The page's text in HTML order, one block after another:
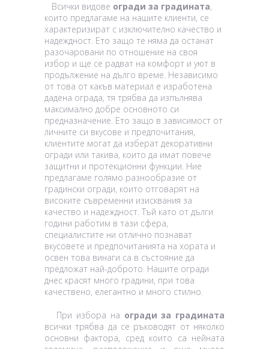
Всички видове огради за градината,
които предлагаме на нашите клиенти, се
характеризират с изключително качество и
надеждност. Ето защо те няма да останат
разочаровани по отношение на своя
избор и ще се радват на комфорт и уют в
продължение на дълго време. Независимо
от това от какъв материал е изработена
дадена ограда, тя трябва да изпълнява
максимално добре основното си
предназначение. Ето защо в зависимост от
личните си вкусове и предпочитания,
клиентите могат да изберат декоративни
огради или такива, които да имат повече
защитни и протекционни функции. Ние
предлагаме голямо разнообразие от
градински огради, които отговарят на
високите съвременни изисквания за
качество и надеждност. Тъй като от дълги
години работим в тази сфера,
специалистите ни отлично познават
вкусовете и предпочитанията на хората и
освен това винаги са в състояние да
предложат най-доброто. Нашите огради
днес красят много градини, при това
качествено, елегантно и много стилно.
При избора на огради за градината
всички трябва да се ръководят от няколко
основни фактора, сред които са нейната